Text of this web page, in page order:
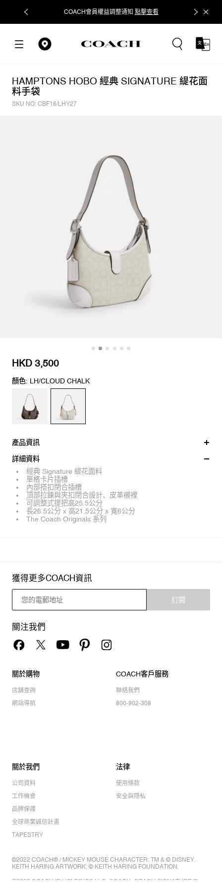
COACH會員權益調整通知 點擊查看 立即追蹤
HAMPTONS HOBO 經典 SIGNATURE 緹花面
料手袋
SKU NO: CBF16/LHY27
HKD 3,500
顏色: LH/CLOUD CHALK
產品資訊
詳細資料
經典 Signature 緹花面料
單格卡片插槽
內部搭扣閉合插槽
頂部拉鍊與夾扣閉合設計、皮革襯裡
可調整式提把高25.5公分
長26.5公分 x 高21.5公分 x 寬6公分
The Coach Originals 系列
獲得更多COACH資訊
訂閱
關注我們
關於購物
店舖查詢
網站導航
COACH客戶服務
聯絡我們
800-902-308
關於我們
公司資料
工作機會
品牌保護
全球商業誠信計畫
TAPESTRY
法律
使用條款
安全與隱私
©2022 COACH® / MICKEY MOUSE CHARACTER: TM & © DISNEY.
KEITH HARING ARTWORK: © KEITH HARING FOUNDATION.
©2022 COACH IP HOLDINGS LLC. COACH, COACH SIGNATURE C